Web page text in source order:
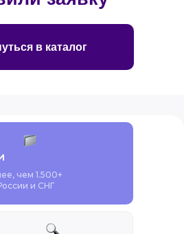
в каталог
чем 1.500+
и СНГ